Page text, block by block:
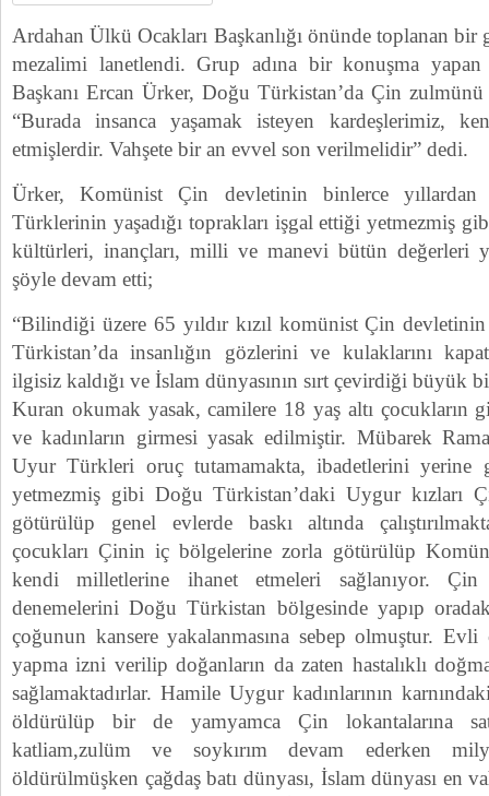
Ardahan Ülkü Ocakları Başkanlığı önünde toplanan
mezalimi lanetlendi. Grup adına bir konuşma
Başkanı Ercan Ürker, Doğu Türkistan’da Çin zulmünü
“Burada insanca yaşamak isteyen kardeşlerimiz,
etmişlerdir. Vahşete bir an evvel son verilmelidir” dedi.
Ürker, Komünist Çin devletinin binlerce
Türklerinin yaşadığı toprakları işgal ettiği yetmezmiş
kültürleri, inançları, milli ve manevi bütün değerleri
şöyle devam etti;
“Bilindiği üzere 65 yıldır kızıl komünist Çin
Türkistan’da insanlığın gözlerini ve kulaklarını
ilgisiz kaldığı ve İslam dünyasının sırt çevirdiği büyük
Kuran okumak yasak, camilere 18 yaş altı çocukların
ve kadınların girmesi yasak edilmiştir. Mübarek
Uyur Türkleri oruç tutamamakta, ibadetlerini yerine
yetmezmiş gibi Doğu Türkistan’daki Uygur kızları
götürülüp genel evlerde baskı altında
çocukları Çinin iç bölgelerine zorla götürülüp
kendi milletlerine ihanet etmeleri sağlanıyor.
denemelerini Doğu Türkistan bölgesinde yapıp
çoğunun kansere yakalanmasına sebep olmuştur.
yapma izni verilip doğanların da zaten hastalıklı
sağlamaktadırlar. Hamile Uygur kadınlarının
öldürülüp bir de yamyamca Çin lokantalarına
katliam,zulüm ve soykırım devam ederken
öldürülmüşken çağdaş batı dünyası, İslam dünyası en